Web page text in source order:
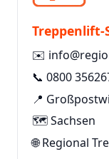
Treppenlift-
✉️
📞 0800
📍
🗺️ Sachsen
🌐Regional